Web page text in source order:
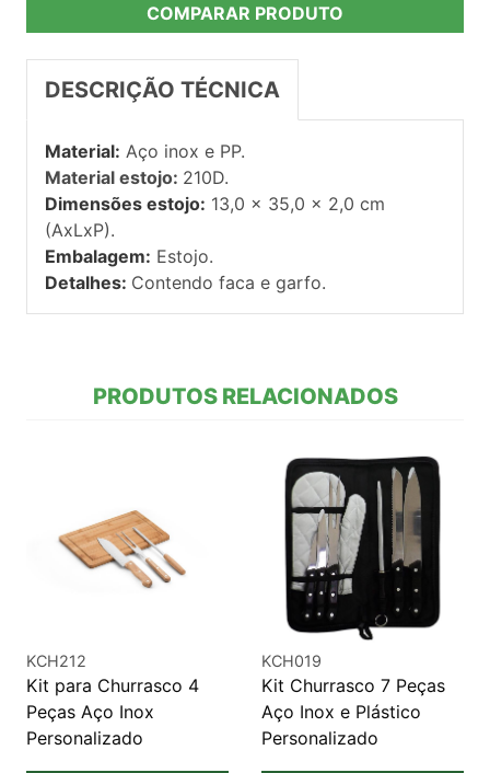
COMPARAR PRODUTO
DESCRIÇÃO TÉCNICA
Material: Aço inox e PP.
Material estojo: 210D.
Dimensões estojo: 13,0 x 35,0 x 2,0 cm
(AxLxP).
Embalagem: Estojo.
Detalhes: Contendo faca e garfo.
PRODUTOS RELACIONADOS
KCH212
Kit para Churrasco 4
Peças Aço Inox
Personalizado
KCH019
Kit Churrasco 7 Peças
Aço Inox e Plástico
Personalizado